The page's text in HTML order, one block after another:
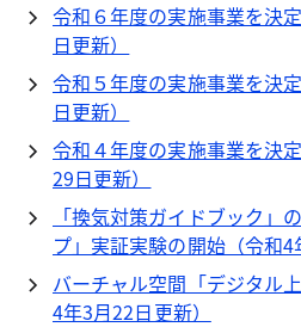
令和６年度の実施事業を決
日更新）
令和５年度の実施事業を決
日更新）
令和４年度の実施事業を決
29日更新）
「換気対策ガイドブック」
プ」実証実験の開始（令和4
バーチャル空間「デジタル
4年3月22日更新）